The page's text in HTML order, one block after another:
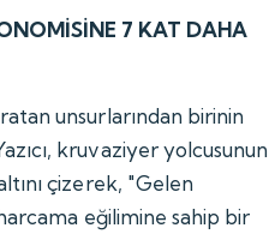
7 KAT DAHA
unsurlarından birinin
kruvaziyer yolcusunun
çizerek, "Gelen
eğilimine sahip bir